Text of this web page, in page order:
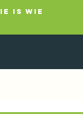
IS WIE